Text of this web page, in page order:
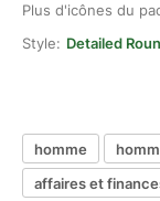
Plus d'icônes du
Style: Detailed
homme
affaires et